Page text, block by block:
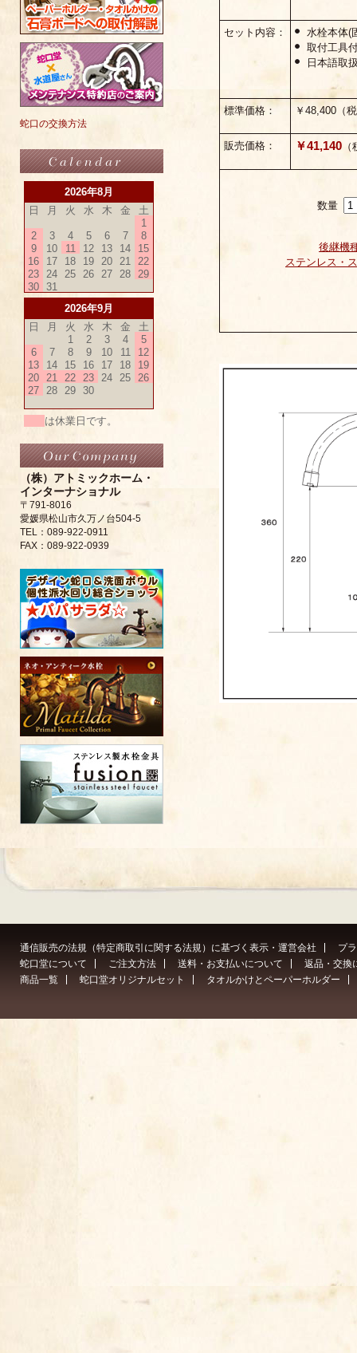
蛇口の交換方法
2026年8月
日
月 火 水 木 金
土
1
2
3 4 5 6 7
8
9
10 11 12 13 14
15
16
17 18 19 20 21
22
23
24 25 26 27 28
29
30
31
2026年9月
日
月 火 水 木 金
土
1
2 3 4
5
6
7 8 9 10 11
12
13
14 15 16 17 18
19
20
21 22 23 24 25
26
27
28 29 30
は休業日です。
（株）アトミックホーム・
インターナショナル
〒791-8016
愛媛県松山市久万ノ台504-5
TEL：089-922-0911
FAX：089-922-0939
セット内容：
水栓本体(
取付工具
日本語取
標準価格： ￥48,400（
販売価格： ￥41,140
数量
後継
ステンレス・
通信販売の法規（特定商取引に関する法規）に基づく表示・運営会社
プ
蛇口堂について
ご注文方法 送料・お支払いについて
返品・交換
商品一覧
蛇口堂オリジナルセット タオルかけとペーパーホルダー